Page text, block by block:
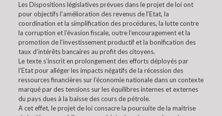
Les Dispositions législatives prévues dans le projet de loi ont
pour objectifs l’amélioration des revenus de l’Etat, la
coordination et la simplification des procédures, la lutte contre
la corruption et l’évasion fiscale, outre l’encouragement et la
promotion de l’investissement productif et la bonification des
taux d’intérêts bancaires au profit des citoyens.
Le texte s’inscrit en prolongement des efforts déployés par
l’Etat pour alléger les impacts négatifs de la récession des
ressources financières sur l’économie nationale dans un contexte
marqué par des tensions sur les équilibres internes et externes
du pays dues à la baisse des cours de pétrole.
A cet effet, le projet de loi consacre la poursuite de la maitrise